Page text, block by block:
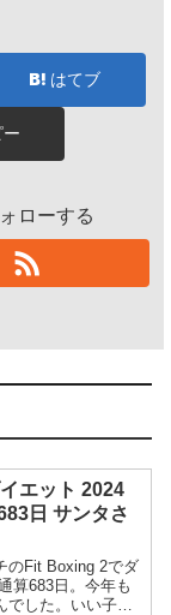
はてブ
ー
ローする
エット 2024
日 サンタさ
のFit Boxing 2でダ
算683日。今年も
した。いい子に